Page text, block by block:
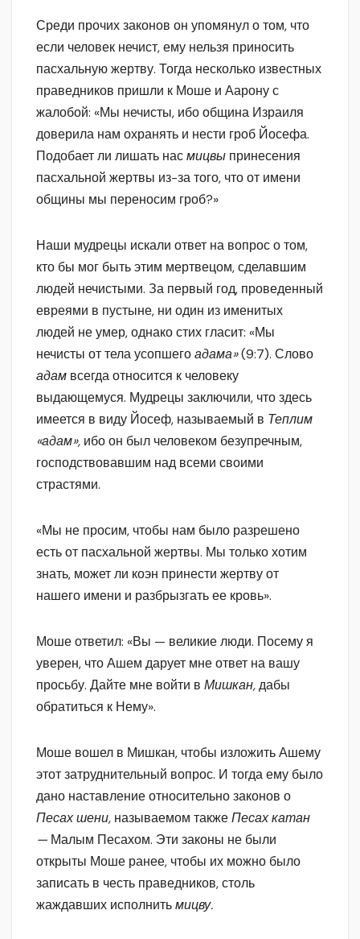
Среди прочих законов он упомянул о том, что
если человек нечист, ему нельзя приносить
пасхальную жертву. Тогда несколько известных
праведников пришли к Моше и Аарону с
жалобой: «Мы нечисты, ибо община Израиля
доверила нам охранять и нести гроб Йосефа.
Подобает ли лишать насмицвы принесения
пасхальной жертвы из-за того, что от имени
общины мы переносим гроб?»
Наши мудрецы искали ответ на вопрос о том,
кто бы мог быть этим мертвецом, сделавшим
людей нечистыми. За первый год, проведенный
евреями в пустыне, ни один из именитых
людей не умер, однако стих гласит: «Мы
нечисты от тела усопшегоадама»(9:7). Слово
адам всегда относится к человеку
выдающемуся. Мудрецы заключили, что здесь
имеется в виду Йосеф, называемый в Теплим
«адам», ибо он был человеком безупречным,
господствовавшим над всеми своими
страстями.
«Мы не просим, чтобы нам было разрешено
есть от пасхальной жертвы. Мы только хотим
знать, может ли коэн принести жертву от
нашего имени и разбрызгать ее кровь».
Моше ответил: «Вы — великие люди. Посему я
уверен, что Ашем дарует мне ответ на вашу
просьбу. Дайте мне войти в Мишкан,дабы
обратиться к Нему».
Моше вошел в Мишкан, чтобы изложить Ашему
этот затруднительный вопрос. И тогда ему было
дано наставление относительно законов о
Песах шени, называемом такжеПесах катан
— Малым Песахом. Эти законы не были
открыты Моше ранее, чтобы их можно было
записать в честь праведников, столь
жаждавших исполнитьмицву.